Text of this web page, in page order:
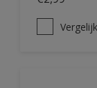
Vergelijk